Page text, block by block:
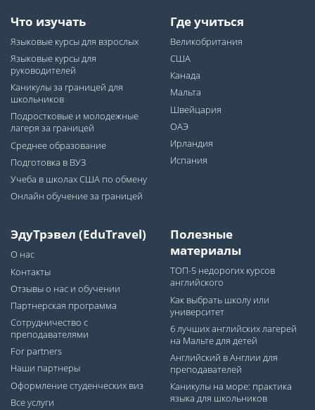
Что изучать
Языковые курсы для взрослых
Языковые курсы для
руководителей
Каникулы за границей для
школьников
Подростковые и молодежные
лагеря за границей
Среднее образование
Подготовка в ВУЗ
Учеба в школах США по обмену
Онлайн обучение за границей
Где учиться
Великобритания
США
Канада
Мальта
Швейцария
ОАЭ
Ирландия
Испания
ЭдуТрэвел (EduTravel)
О нас
Контакты
Отзывы о нас и обучении
Партнерская программа
Сотрудничество с
преподавателями
For partners
Наши партнеры
Оформление студенческих виз
Все услуги
Полезные
материалы
ТОП-5 недорогих курсов
английского
Как выбрать школу или
университет
6 лучших английских лагерей
на Мальте для детей
Английский в Англии для
преподавателей
Каникулы на море: практика
языка для школьников